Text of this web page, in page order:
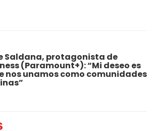
Saldana, protagonista de
(Paramount+): “Mi deseo es
nos unamos como comunidades